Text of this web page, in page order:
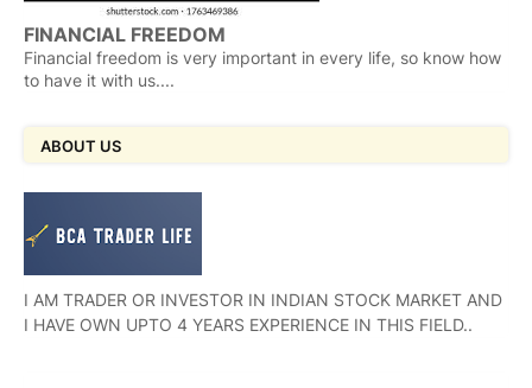
FINANCIAL FREEDOM
Financial freedom is very important in every life, so know how
to have it with us....
ABOUT US
I AM TRADER OR INVESTOR IN INDIAN STOCK MARKET AND
I HAVE OWN UPTO 4 YEARS EXPERIENCE IN THIS FIELD..